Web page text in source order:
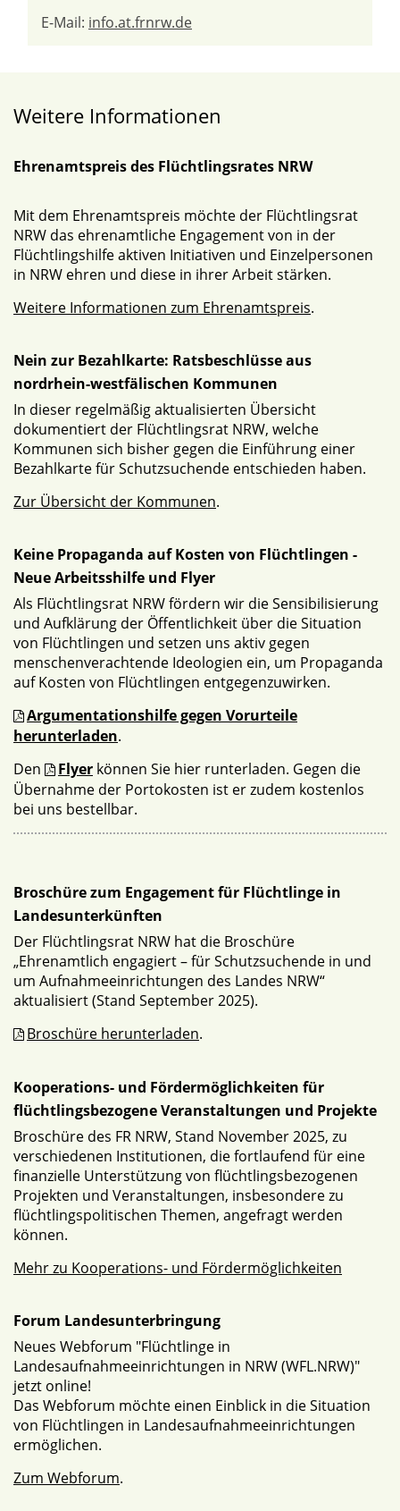
E-Mail: info.at.frnrw.de
Weitere Informationen
Ehrenamtspreis des Flüchtlingsrates NRW
Mit dem Ehrenamtspreis möchte der Flüchtlingsrat
NRW das ehrenamtliche Engagement von in der
Flüchtlingshilfe aktiven Initiativen und Einzelpersonen
in NRW ehren und diese in ihrer Arbeit stärken.
Weitere Informationen zum Ehrenamtspreis.
Nein zur Bezahlkarte: Ratsbeschlüsse aus
nordrhein-westfälischen Kommunen
In dieser regelmäßig aktualisierten Übersicht
dokumentiert der Flüchtlingsrat NRW, welche
Kommunen sich bisher gegen die Einführung einer
Bezahlkarte für Schutzsuchende entschieden haben.
Zur Übersicht der Kommunen.
Keine Propaganda auf Kosten von Flüchtlingen -
Neue Arbeitsshilfe und Flyer
Als Flüchtlingsrat NRW fördern wir die Sensibilisierung
und Aufklärung der Öffentlichkeit über die Situation
von Flüchtlingen und setzen uns aktiv gegen
menschenverachtende Ideologien ein, um Propaganda
auf Kosten von Flüchtlingen entgegenzuwirken.
Argumentationshilfe gegen Vorurteile
herunterladen.
Den
Flyer können Sie hier runterladen. Gegen die
Übernahme der Portokosten ist er zudem kostenlos
bei uns bestellbar.
Broschüre zum Engagement für Flüchtlinge in
Landesunterkünften
Der Flüchtlingsrat NRW hat die Broschüre
„Ehrenamtlich engagiert – für Schutzsuchende in und
um Aufnahmeeinrichtungen des Landes NRW“
aktualisiert (Stand September 2025).
Broschüre herunterladen.
Kooperations- und Fördermöglichkeiten für
flüchtlingsbezogene Veranstaltungen und Projekte
Broschüre des FR NRW, Stand November 2025, zu
verschiedenen Institutionen, die fortlaufend für eine
finanzielle Unterstützung von flüchtlingsbezogenen
Projekten und Veranstaltungen, insbesondere zu
flüchtlingspolitischen Themen, angefragt werden
können.
Mehr zu Kooperations- und Fördermöglichkeiten
Forum Landesunterbringung
Neues Webforum "Flüchtlinge in
Landesaufnahmeeinrichtungen in NRW (WFL.NRW)"
jetzt online!
Das Webforum möchte einen Einblick in die Situation
von Flüchtlingen in Landesaufnahmeeinrichtungen
ermöglichen.
Zum Webforum.